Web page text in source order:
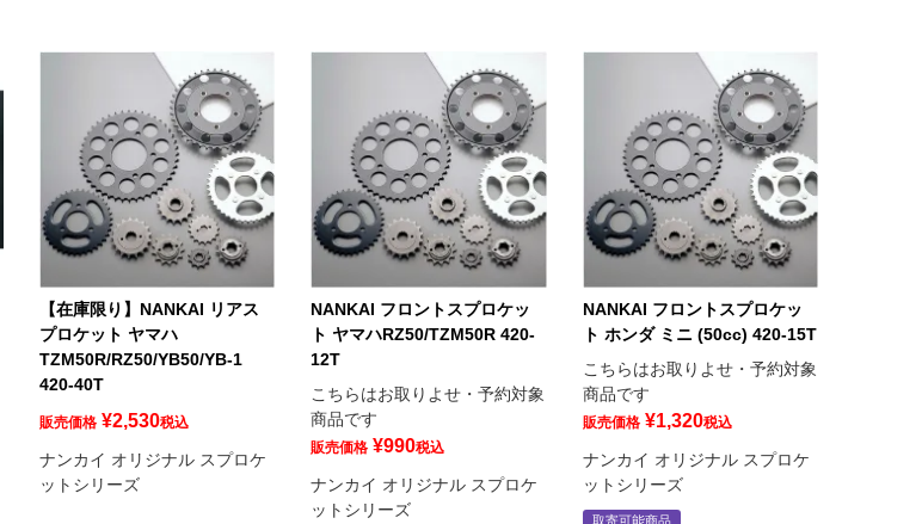
【在庫限り】NANKAI リアス
プロケット ヤマハ
TZM50R/RZ50/YB50/YB-1
420-40T
販売価格 ¥2,530税込
ナンカイ オリジナル スプロケ
ットシリーズ
NANKAI フロントスプロケッ
ト ヤマハRZ50/TZM50R 420-
12T
こちらはお取りよせ・予約対象
商品です
販売価格 ¥990税込
ナンカイ オリジナル スプロケ
ットシリーズ
NANKAI フロントスプロケッ
ト ホンダ ミニ (50cc) 420-15T
こちらはお取りよせ・予約対象
商品です
販売価格 ¥1,320税込
ナンカイ オリジナル スプロケ
ットシリーズ
取寄可能商品